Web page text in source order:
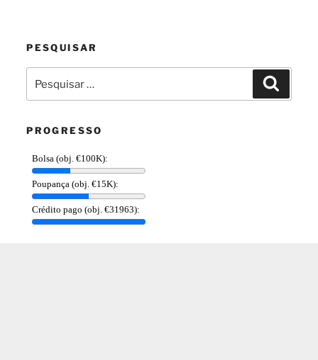
PESQUISAR
por:
PROGRESSO